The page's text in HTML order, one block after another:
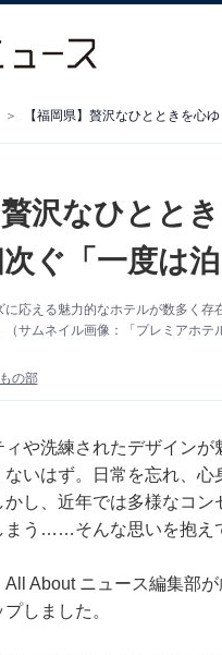
【福岡県】贅沢なひとときを心
贅沢なひとと
ぐ「一度は
応える魅力的なホテルが数多く
（サムネイル画像：「プレミアホテ
の部
ィや洗練されたデザイン
ないはず。日常を忘れ、
し、近年では多様なコ
まう……そんな思いを抱え
About ニュース編集部
しました。